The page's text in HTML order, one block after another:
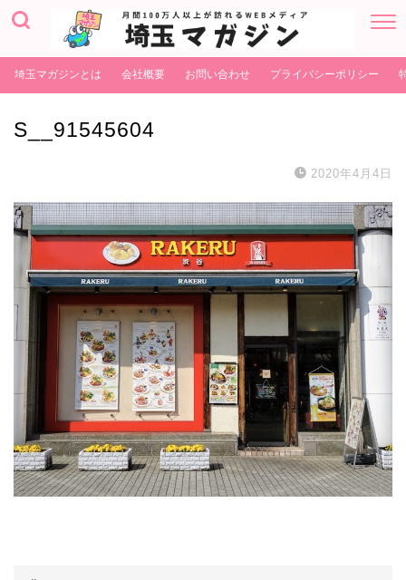
埼玉マガジンとは 会社概要 お問い合わせ プライバシーポリシー
S__91545604
2020年4月4日